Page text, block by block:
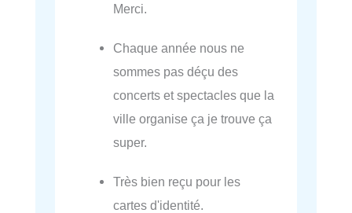
Merci.
Chaque année nous ne
sommes pas déçu des
concerts et spectacles que la
ville organise ça je trouve ça
super.
Très bien reçu pour les
cartes d'identité.